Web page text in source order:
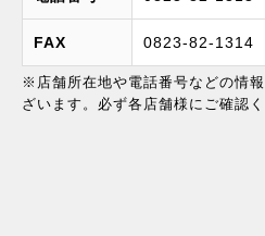
FAX 0823-82-1314
※店舗所在地や電話番号などの情
ざいます。必ず各店舗様にご確認く